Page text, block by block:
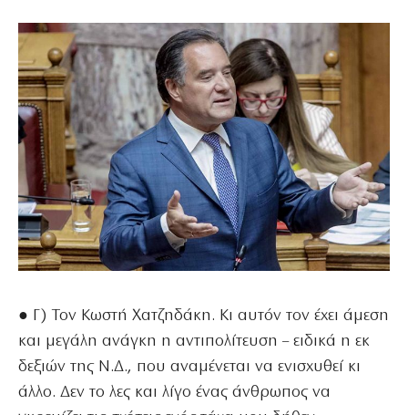
● Γ) Τον Κωστή Χατζηδάκη. Κι αυτόν τον έχει άμεση
και μεγάλη ανάγκη η αντιπολίτευση – ειδικά η εκ
δεξιών της Ν.Δ., που αναμένεται να ενισχυθεί κι
άλλο. Δεν το λες και λίγο ένας άνθρωπος να